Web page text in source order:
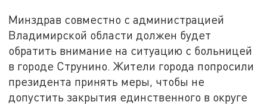
Минздрав совместно с администрацией
Владимирской области должен будет
обратить внимание на ситуацию с больницей
в городе Струнино. Жители города попросили
президента принять меры, чтобы не
допустить закрытия единственного в округе